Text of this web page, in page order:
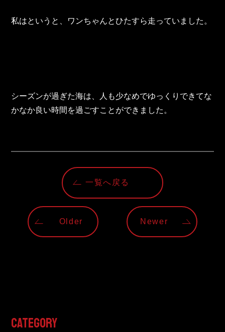
私はというと、ワンちゃんとひたすら走っていました。
シーズンが過ぎた海は、人も少なめでゆっくりできてな
かなか良い時間を過ごすことができました。
一覧へ戻る
Older Newer
CATEGORY